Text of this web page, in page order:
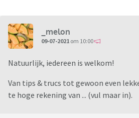
_melon
09-07-2021 om 10:00
Natuurlijk, iedereen is welkom!
Van tips & trucs tot gewoon even
te hoge rekening van ... (vul maar in).